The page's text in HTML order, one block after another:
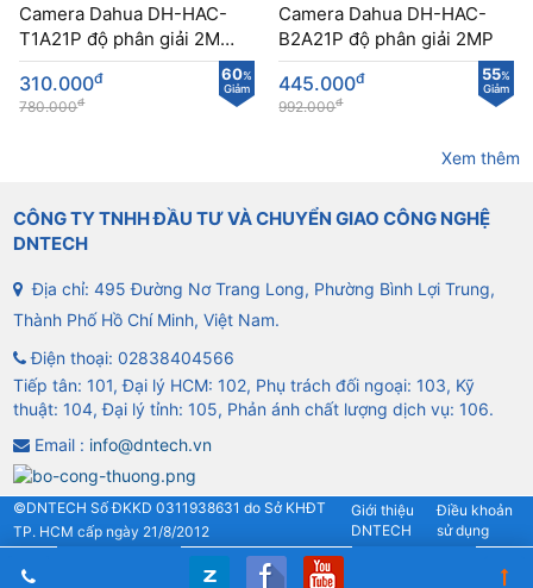
Camera Dahua DH-HAC-
T1A21P​​ độ phân giải 2MP
lắp đặt trong nhà
60%
Giảm
310.000đ
780.000đ
Camera Dahua DH-HAC-
B2A21P​ độ phân giải 2MP
55%
Giảm
445.000đ
992.000đ
Xem thêm
CÔNG TY TNHH ĐẦU TƯ VÀ CHUYỂN GIAO CÔNG NGHỆ
DNTECH
Địa chỉ: 495 Đường Nơ Trang Long, Phường Bình Lợi Trung,
Thành Phố Hồ Chí Minh, Việt Nam.
Điện thoại: 02838404566
Tiếp tân: 101, Đại lý HCM: 102, Phụ trách đối ngoại: 103, Kỹ
thuật: 104, Đại lý tỉnh: 105, Phản ánh chất lượng dịch vụ: 106.
Email : info@dntech.vn
©DNTECH Số ĐKKD 0311938631 do Sở KHĐT
TP. HCM cấp ngày 21/8/2012
Giới thiệu
DNTECH
Điều khoản
sử dụng